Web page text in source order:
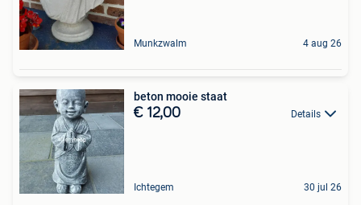
Munkzwalm 4 aug 26
beton mooie staat
€ 12,00 Details
Ichtegem 30 jul 26